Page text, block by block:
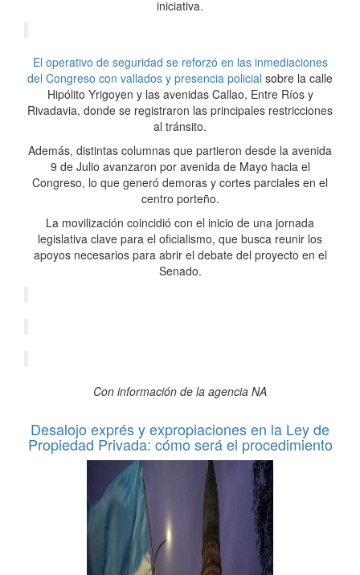
iniciativa.
El operativo de seguridad se reforzó en las inmediaciones
del Congreso con vallados y presencia policial sobre la calle
Hipólito Yrigoyen y las avenidas Callao, Entre Ríos y
Rivadavia, donde se registraron las principales restricciones
al tránsito.
Además, distintas columnas que partieron desde la avenida
9 de Julio avanzaron por avenida de Mayo hacia el
Congreso, lo que generó demoras y cortes parciales en el
centro porteño.
La movilización coincidió con el inicio de una jornada
legislativa clave para el oficialismo, que busca reunir los
apoyos necesarios para abrir el debate del proyecto en el
Senado.
Con información de la agencia NA
Desalojo exprés y expropiaciones en la Ley de
Propiedad Privada: cómo será el procedimiento